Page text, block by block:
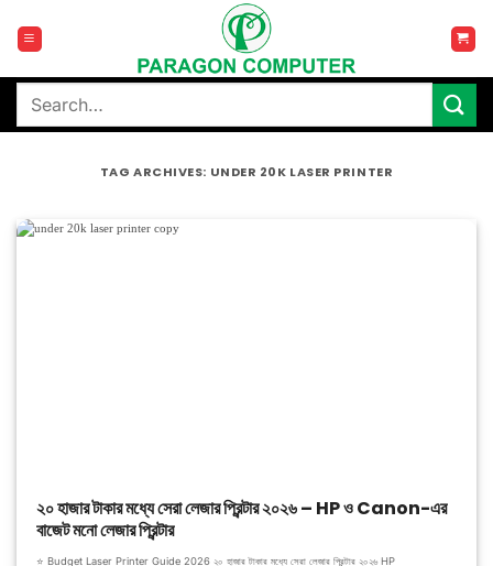
content
Search
TAG ARCHIVES: UNDER 20K LASER PRINTER
২০ হাজার টাকার মধ্যে সেরা লেজার প্রিন্টার ২০২৬ – HP ও Canon-এর
বাজেট মনো লেজার প্রিন্টার
⭐ Budget Laser Printer Guide 2026 ২০ হাজার টাকার মধ্যে সেরা লেজার প্রিন্টার ২০২৬ HP